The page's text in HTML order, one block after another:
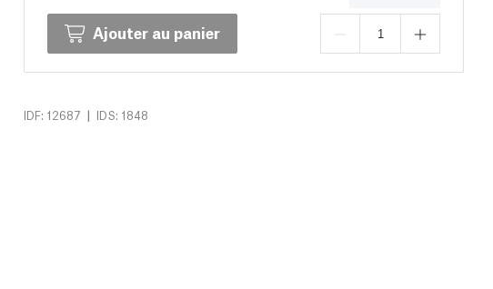
Ajouter au panier
IDF: 12687 | IDS: 1848